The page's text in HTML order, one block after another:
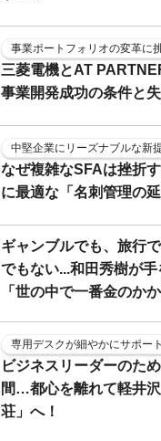
事業ポートフォリオの変革に
三菱電機とAT
事業開発成功の条件と
中堅企業にリーズナブルな新
なぜ複雑なSFAは挫折
に最適な「名刺管理の
ギャンブルでも、旅行
でもない...和田秀樹が手
「世の中で一番金のか
専用デスクが細やかにサポート
ビジネスリーダーのた
間…都心を離れて軽井
荘」へ！